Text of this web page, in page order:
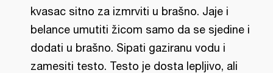
kvasac sitno za izmrviti u brašno. Jaje i
belance umutiti žicom samo da se sjedine i
dodati u brašno. Sipati gaziranu vodu i
zamesiti testo. Testo je dosta lepljivo, ali